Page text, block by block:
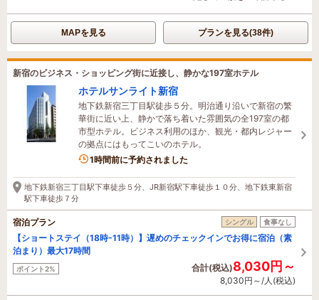
MAPを見る プランを見る(38件)
新宿のビジネス・ショッピング街に近接し、静かな197室ホテル
ホテルサンライト新宿
地下鉄新宿三丁目駅徒歩５分。明治通り沿いで新宿の繁
華街に近い上、静かで落ち着いた雰囲気の全197室の都
市型ホテル。ビジネス利用のほか、観光・都内レジャー
の拠点にはもってこいのホテル。
1時間前に予約されました
地下鉄新宿三丁目駅下車徒歩５分、JR新宿駅下車徒歩１０分、地下鉄東新宿
駅下車徒歩７分
宿泊プラン シングル 食事なし
【ショートステイ（18時-11時）】遅めのチェックインでお得に宿泊（素
泊まり）最大17時間
ポイント2% 合計(税込)8,030円～
8,030円～/人(税込)